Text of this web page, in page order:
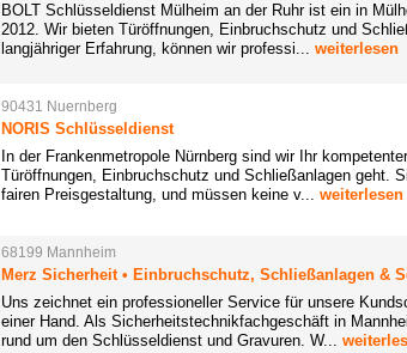
BOLT Schlüsseldienst Mülheim an der Ruhr ist ein in
2012. Wir bieten Türöffnungen, Einbruchschutz und
langjähriger Erfahrung, können wir professi... weiterlesen
90431 Nuernberg
NORIS Schlüsseldienst
In der Frankenmetropole Nürnberg sind wir Ihr
Türöffnungen, Einbruchschutz und Schließanlagen geht.
fairen Preisgestaltung, und müssen keine v... weiterlesen
68199 Mannheim
Merz Sicherheit • Einbruchschutz, Schließanlagen &
Uns zeichnet ein professioneller Service für unsere
einer Hand. Als Sicherheitstechnikfachgeschäft in
rund um den Schlüsseldienst und Gravuren. W...